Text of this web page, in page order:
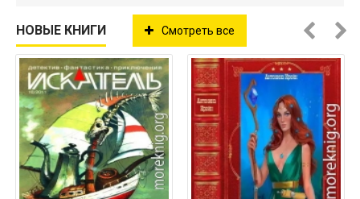
НОВЫЕ КНИГИ Смотреть все